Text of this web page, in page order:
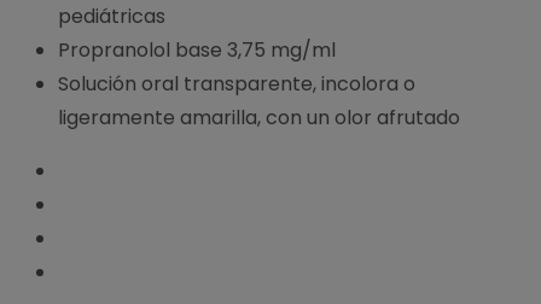
pediátricas
Propranolol base 3,75 mg/ml
Solución oral transparente, incolora o
ligeramente amarilla, con un olor afrutado